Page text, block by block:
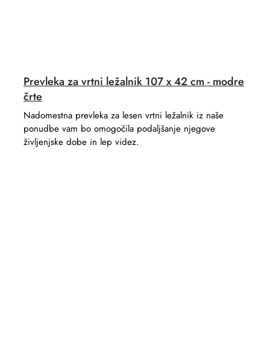
Prevleka za vrtni ležalnik 107 x 42 cm - modre
črte
Nadomestna prevleka za lesen vrtni ležalnik iz naše
ponudbe vam bo omogočila podaljšanje njegove
življenjske dobe in lep videz.